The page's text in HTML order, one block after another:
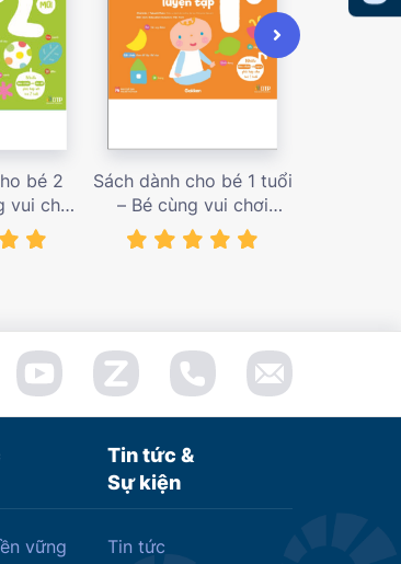
bé 2
vui chơi
vui
Con đã
Sách dành cho bé 1 tuổi
– Bé cùng vui chơi
luyện tập – Sách vui
chơi tương tác Bé học
Tin tức &
Sự kiện
vững
Tin tức